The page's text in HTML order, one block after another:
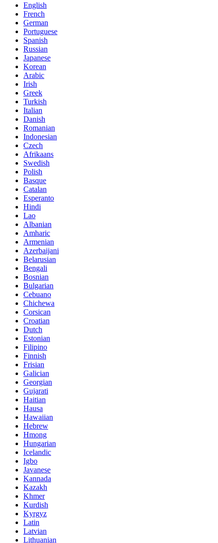
English
French
German
Portuguese
Spanish
Russian
Japanese
Korean
Arabic
Irish
Greek
Turkish
Italian
Danish
Romanian
Indonesian
Czech
Afrikaans
Swedish
Polish
Basque
Catalan
Esperanto
Hindi
Lao
Albanian
Amharic
Armenian
Azerbaijani
Belarusian
Bengali
Bosnian
Bulgarian
Cebuano
Chichewa
Corsican
Croatian
Dutch
Estonian
Filipino
Finnish
Frisian
Galician
Georgian
Gujarati
Haitian
Hausa
Hawaiian
Hebrew
Hmong
Hungarian
Icelandic
Igbo
Javanese
Kannada
Kazakh
Khmer
Kurdish
Kyrgyz
Latin
Latvian
Lithuanian